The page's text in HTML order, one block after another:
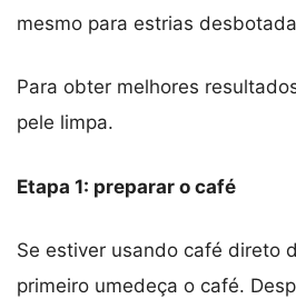
mesmo para estrias
Para obter melhores
pele limpa.
Etapa 1: preparar o café
Se estiver usando café direto
primeiro umedeça o café.